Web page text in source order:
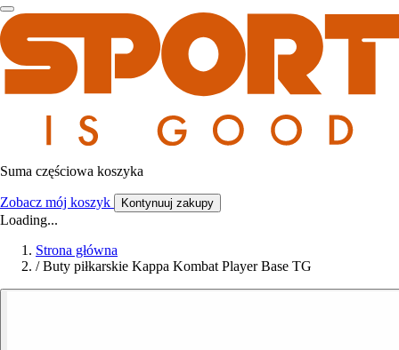
Suma częściowa koszyka
Zobacz mój koszyk Kontynuuj zakupy
Loading...
Strona główna
/ Buty piłkarskie Kappa Kombat Player Base TG